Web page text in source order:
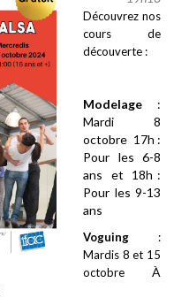
Découvrez nos
cours de
découverte :
Modelage :
Mardi 8
octobre 17h :
Pour les 6-8
ans et 18h :
Pour les 9-13
ans
Voguing :
Mardis 8 et 15
octobre À